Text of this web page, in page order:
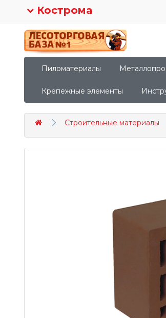
Кострома
Пиломатериалы
Крепежные элементы
Строительные материалы